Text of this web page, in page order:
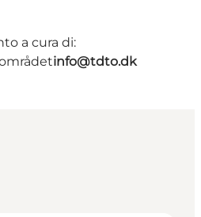
a cura di:
info@tdto.dk